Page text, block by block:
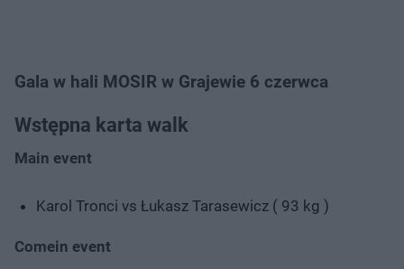
Gala w hali MOSIR w Grajewie 6 czerwca
Wstępna karta walk
Main event
Karol Tronci vs Łukasz Tarasewicz ( 93 kg )
Comein event